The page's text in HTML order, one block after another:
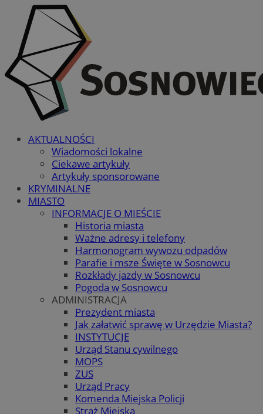
AKTUALNOŚCI
Wiadomości lokalne
Ciekawe artykuły
Artykuły sponsorowane
KRYMINALNE
MIASTO
INFORMACJE O MIEŚCIE
Historia miasta
Ważne adresy i telefony
Harmonogram wywozu odpadów
Parafie i msze Święte w Sosnowcu
Rozkłady jazdy w Sosnowcu
Pogoda w Sosnowcu
ADMINISTRACJA
Prezydent miasta
Jak załatwić sprawę w Urzędzie Miasta?
INSTYTUCJE
Urząd Stanu cywilnego
MOPS
ZUS
Urząd Pracy
Komenda Miejska Policji
Straż Miejska